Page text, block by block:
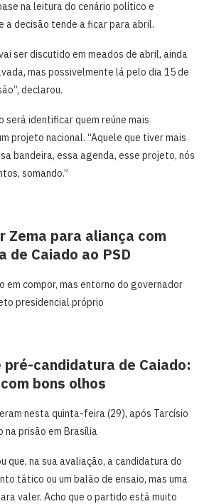
na leitura do cenário político e
a decisão tende a ficar para abril.
ser discutido em meados de abril, ainda
mas possivelmente lá pelo dia 15 de
declarou.
será identificar quem reúne mais
projeto nacional. “Aquele que tiver mais
bandeira, essa agenda, esse projeto, nós
somando.”
Zema para aliança com
de Caiado ao PSD
em compor, mas entorno do governador
presidencial próprio
candidatura de Caiado:
bons olhos
nesta quinta-feira (29), após Tarcísio
na prisão em Brasília
que, na sua avaliação, a candidatura do
tático ou um balão de ensaio, mas uma
valer. Acho que o partido está muito